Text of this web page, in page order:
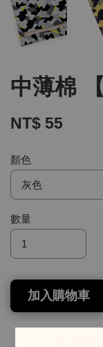
中薄棉
NT$ 55
顏色
數量
加入購物車